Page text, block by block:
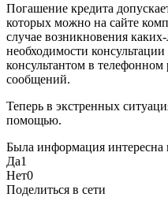
Погашение кредита
которых можно на сайте
случае возникновения
необходимости
консультантом в
сообщений.
Теперь в экстренных
помощью.
Была информация интересна
Да1
Нет0
Поделиться в сети